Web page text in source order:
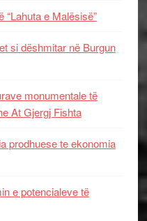
“Lahuta e Malësisë”
si dëshmitar në Burgun
monumentale të
At Gjergj Fishta
prodhuese te ekonomia
e potencialeve të